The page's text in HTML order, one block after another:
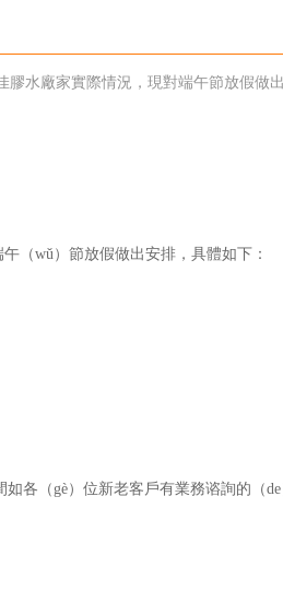
水廠家實際情況，現對端午節放假做
（wǔ）節放假做出安排，具體如下：
如各（gè）位新老客戶有業務谘詢的（